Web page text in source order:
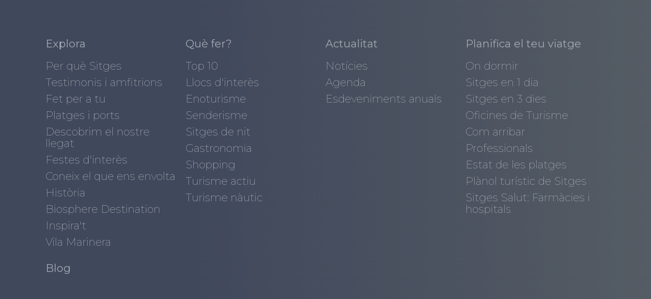
Explora
Per què Sitges
Testimonis i amfitrions
Fet per a tu
Platges i ports
Descobrim el nostre
llegat
Festes d'interès
Coneix el que ens envolta
Història
Biosphere Destination
Inspira't
Vila Marinera
Què fer?
Top 10
Llocs d'interès
Enoturisme
Senderisme
Sitges de nit
Gastronomia
Shopping
Turisme actiu
Turisme nàutic
Actualitat
Notícies
Agenda
Esdeveniments anuals
Planifica el teu viatge
On dormir
Sitges en 1 dia
Sitges en 3 dies
Oficines de Turisme
Com arribar
Professionals
Estat de les platges
Plànol turístic de Sitges
Sitges Salut: Farmàcies i
hospitals
Blog